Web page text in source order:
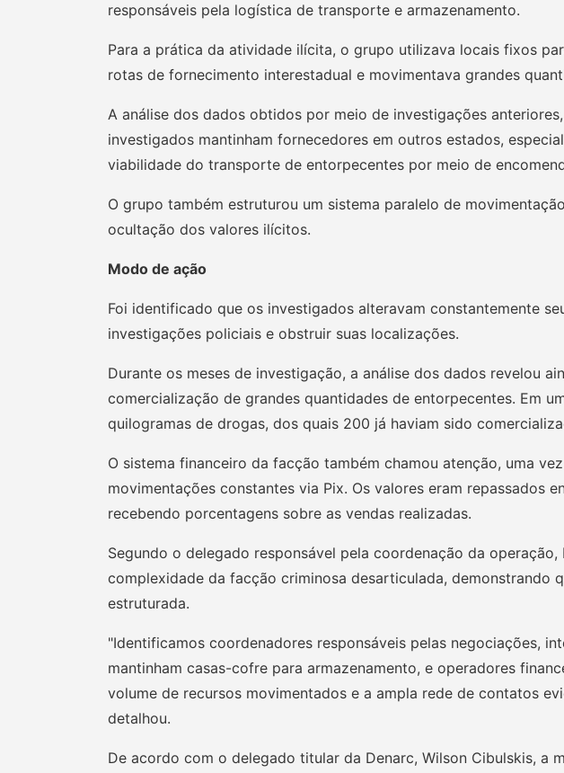
responsáveis pela logística de transporte e armazenamento.
Para a prática da atividade ilícita, o grupo utilizava locais fixos
rotas de fornecimento interestadual e movimentava grandes
A análise dos dados obtidos por meio de investigações
investigados mantinham fornecedores em outros estados,
viabilidade do transporte de entorpecentes por meio de
O grupo também estruturou um sistema paralelo de
ocultação dos valores ilícitos.
Modo de ação
Foi identificado que os investigados alteravam constantemente
investigações policiais e obstruir suas localizações.
Durante os meses de investigação, a análise dos dados revelou
comercialização de grandes quantidades de entorpecentes. Em
quilogramas de drogas, dos quais 200 já haviam sido
O sistema financeiro da facção também chamou atenção, uma
movimentações constantes via Pix. Os valores eram repassados
recebendo porcentagens sobre as vendas realizadas.
Segundo o delegado responsável pela coordenação da
complexidade da facção criminosa desarticulada, demonstrando
estruturada.
"Identificamos coordenadores responsáveis pelas negociações,
mantinham casas-cofre para armazenamento, e operadores
volume de recursos movimentados e a ampla rede de contatos
detalhou.
De acordo com o delegado titular da Denarc, Wilson Cibulskis,